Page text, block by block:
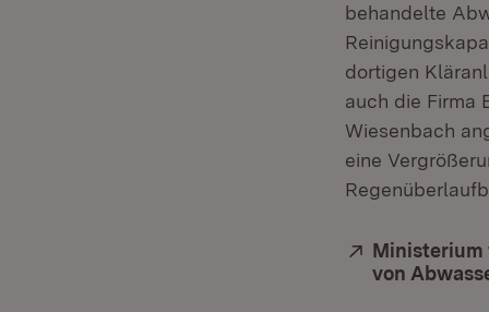
behandelte
dortigen
auch die Firma
Wiesenbach
eine
Extern:
Ministerium
von